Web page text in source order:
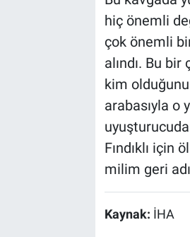
hiç önemli
çok önemli
alındı. Bu
kim
arabasıyla o
Fındıklı
milim geri
Kaynak: İHA